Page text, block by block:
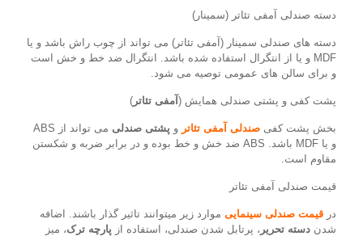
دسته صندلی آمفی تئاتر (سمینار)
دسته های صندلی سمینار (آمفی تئاتر) می تواند از چوب راش باشد و یا
MDF و یا از انتگرال استفاده شده باشد. انتگرال ضد خط و خش است
و برای سالن های عمومی توصیه می شود.
پشت کفی و پشتی صندلی همایش ( آمفی تئاتر )
بخش پشت کفی صندلی آمفی تئاتر و پشتی صندلی
می تواند از ABS
و یا MDF باشد. ABS ضد خش و خط بوده و در برابر ضربه و شکستن
مقاوم است.
قیمت صندلی آمفی تئاتر
در قیمت صندلی سینمایی موارد زیر میتوانند تاثیر گذار باشند. اضافه
شدن دسته تحریر ، پرتابل شدن صندلی، استفاده از پارچه ترک، میز